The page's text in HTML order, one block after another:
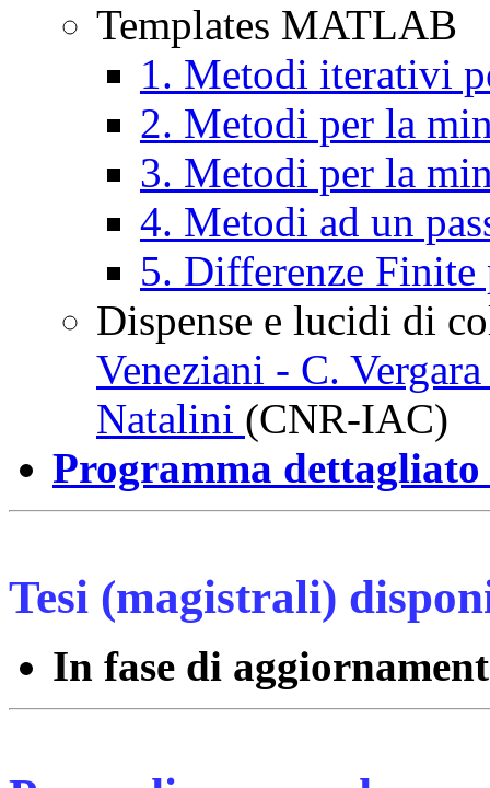
Templates MATLAB
1. Metodi iterativi
2. Metodi per la
3. Metodi per la
4. Metodi ad un
5. Differenze Finite
Dispense e lucidi di
Veneziani - C.
Natalini (CNR-IAC)
Programma
Tesi (magistrali)
In fase di